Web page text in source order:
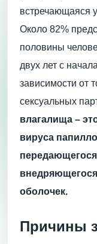
встречающаяся
Около 82%
половины
двух лет с
зависимости от
сексуальных
влагалища –
вируса
оболочек.
Причины